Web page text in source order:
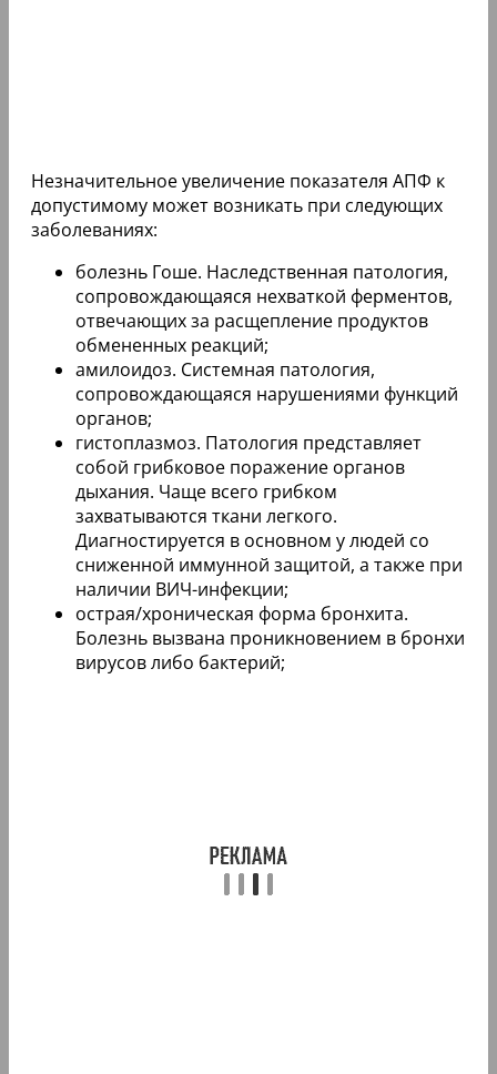
Незначительное увеличение показателя АПФ к
допустимому может возникать при следующих
заболеваниях:
болезнь Гоше. Наследственная патология,
сопровождающаяся нехваткой ферментов,
отвечающих за расщепление продуктов
обмененных реакций;
амилоидоз. Системная патология,
сопровождающаяся нарушениями функций
органов;
гистоплазмоз. Патология представляет
собой грибковое поражение органов
дыхания. Чаще всего грибком
захватываются ткани легкого.
Диагностируется в основном у людей со
сниженной иммунной защитой, а также при
наличии ВИЧ-инфекции;
острая/хроническая форма бронхита.
Болезнь вызвана проникновением в бронхи
вирусов либо бактерий;